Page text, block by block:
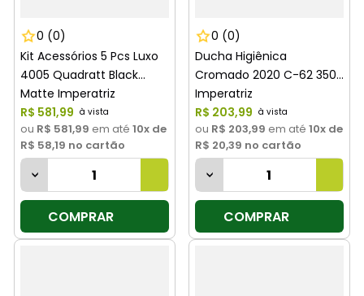
0 (0)
Kit Acessórios 5 Pcs Luxo
4005 Quadratt Black
Matte Imperatriz
R$ 581,99
ou R$ 581,99 em até 10x de
R$ 58,19 no cartão
COMPRAR
0 (0)
Ducha Higiênica
Cromado 2020 C-62 3500
Imperatriz
R$ 203,99
ou R$ 203,99 em até 10x de
R$ 20,39 no cartão
COMPRAR